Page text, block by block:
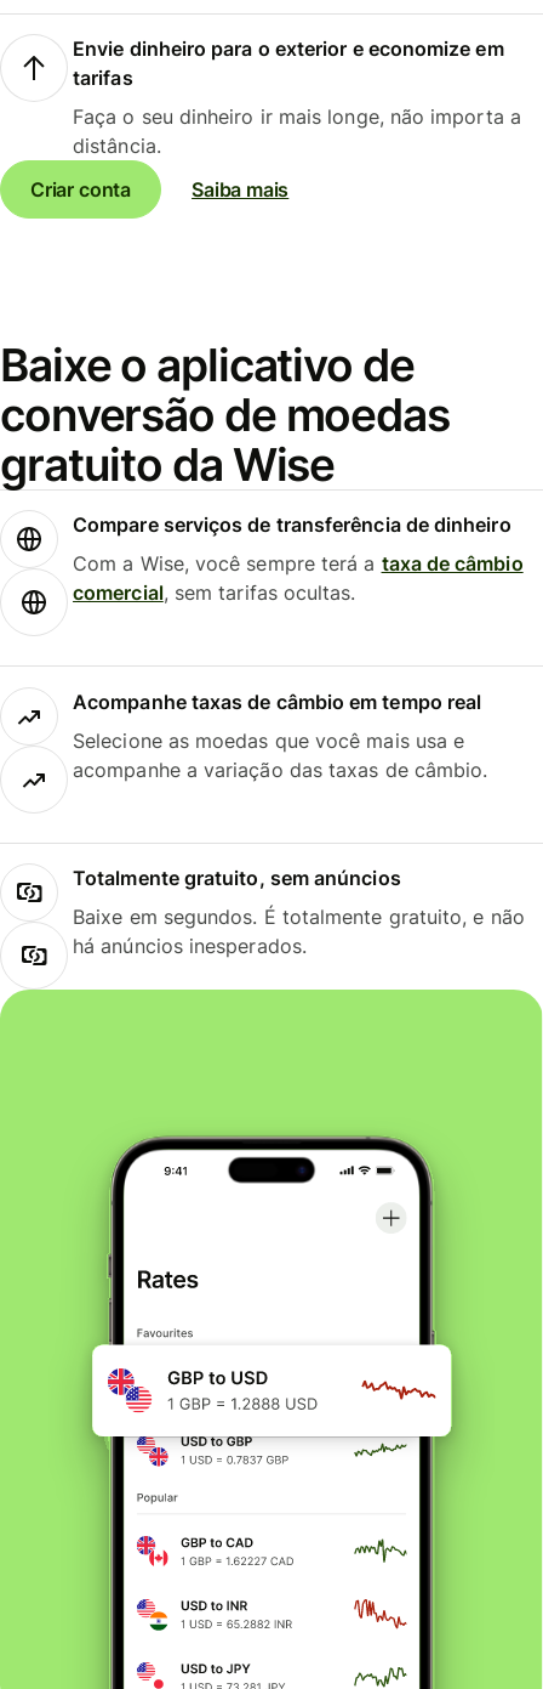
Envie dinheiro para o exterior e economize em
tarifas
Faça o seu dinheiro ir mais longe, não importa a
distância.
Criar conta
Saiba mais
Baixe o aplicativo de
conversão de moedas
gratuito da Wise
Compare serviços de transferência de dinheiro
Com a Wise, você sempre terá a taxa de câmbio
comercial, sem tarifas ocultas.
Acompanhe taxas de câmbio em tempo real
Selecione as moedas que você mais usa e
acompanhe a variação das taxas de câmbio.
Totalmente gratuito, sem anúncios
Baixe em segundos. É totalmente gratuito, e não
há anúncios inesperados.